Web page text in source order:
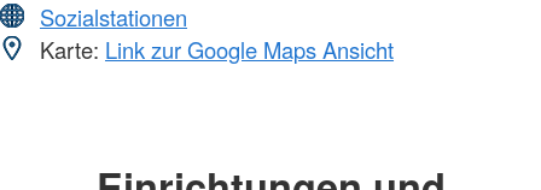
Sozialstationen
Karte: Link zur Google Maps Ansicht